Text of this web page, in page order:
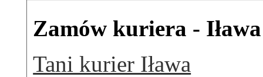
Zamów kuriera - Iława
Tani kurier Iława